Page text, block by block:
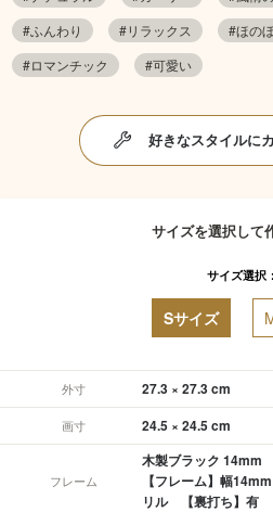
#ふんわり
#リラックス #ほの
#ロマンチック
#可愛い
好きなスタイルに
サイズを選択して
サイズ選択：
Sサイズ
外寸 27.3 × 27.3 cm
画寸 24.5 × 24.5 cm
フレーム
木製ブラック 14mm
【フレーム】幅
リル 【裏打ち】有